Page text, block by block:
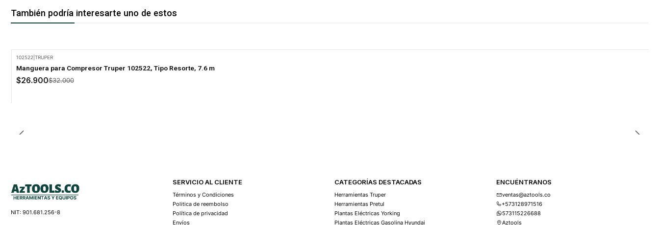
También podría interesarte uno de estos
102522| TRUPER
Manguera para Compresor Truper 102522, Tipo Resorte, 7.6 m
$26.900$32.000
NIT: 901.681.256-8
SERVICIO AL CLIENTE
Términos y Condiciones
Politica de reembolso
Política de privacidad
Envíos
CATEGORÍAS DESTACADAS
Herramientas Truper
Herramientas Pretul
Plantas Eléctricas Yorking
Plantas Eléctricas Gasolina Hyundai
ENCUÉNTRANOS
ventas@aztools.co
+573128971516
573115226688
Aztools